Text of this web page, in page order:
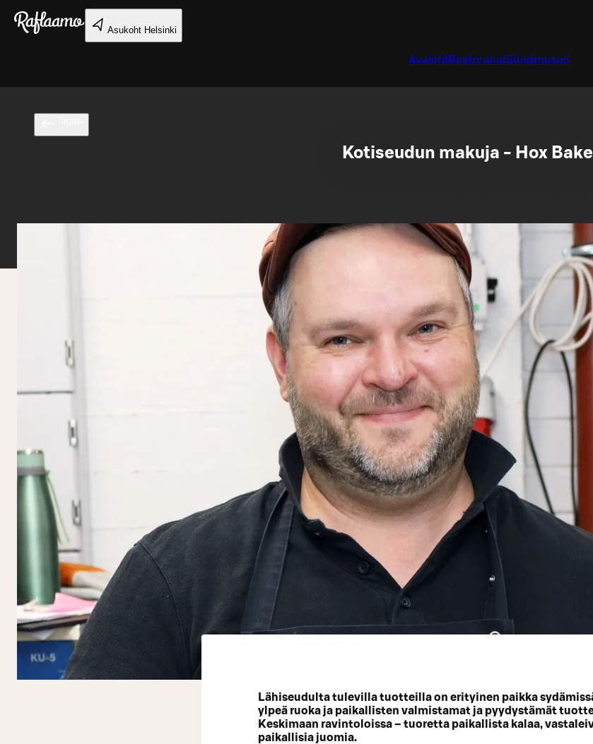
Liigu peamise sisu juurde
Asukoht Helsinki
AvalehtRestoranidSündmused
Kotiseudun makuja - Hox
Lähiseudulta tulevilla tuotteilla on erityinen paikka
ylpeä ruoka ja paikallisten valmistamat ja pyydystämät
Keskimaan ravintoloissa – tuoretta paikallista kalaa,
paikallisia juomia.